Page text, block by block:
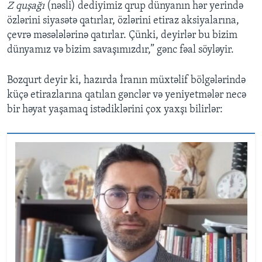
Z quşağı(nəsli) dediyimiz qrup dünyanın hər yerində
özlərini siyasətə qatırlar, özlərini etiraz aksiyalarına,
çevrə məsələlərinə qatırlar. Çünki, deyirlər bu bizim
dünyamız və bizim savaşımızdır,” gənc fəal söyləyir.
Bozqurt deyir ki, hazırda İranın müxtəlif bölgələrində
küçə etirazlarına qatılan gənclər və yeniyetmələr necə
bir həyat yaşamaq istədiklərini çox yaxşı bilirlər: